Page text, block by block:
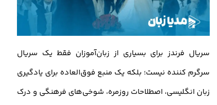
سریال فرندز برای بسیاری از زبان‌آموزان فقط یک سریال
سرگرم‌ کننده نیست؛ بلکه یک منبع فوق‌العاده برای یادگیری
زبان انگلیسی، اصطلاحات روزمره، شوخی‌های فرهنگی و درک